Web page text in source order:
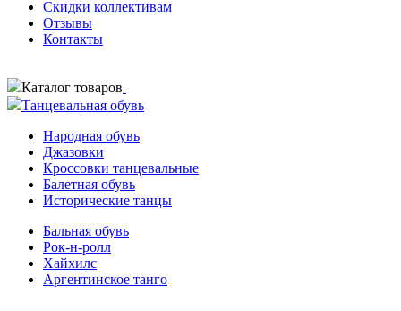
Скидки коллективам
Отзывы
Контакты
Каталог товаров
Танцевальная обувь
Народная обувь
Джазовки
Кроссовки танцевальные
Балетная обувь
Исторические танцы
Бальная обувь
Рок-н-ролл
Хайхилс
Аргентинское танго